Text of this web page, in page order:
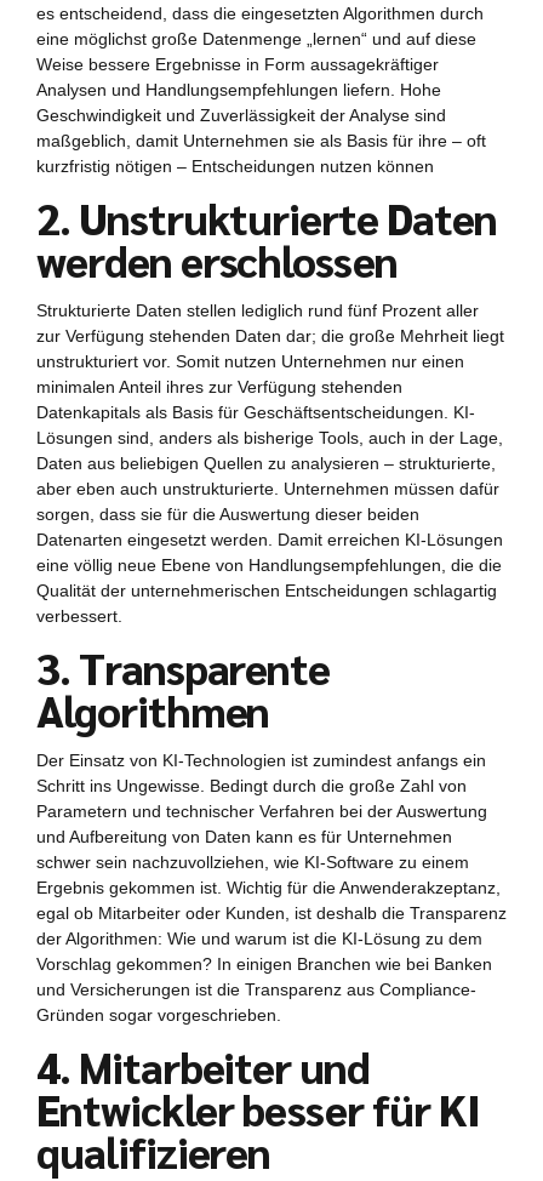
es entscheidend, dass die eingesetzten Algorithmen durch
eine möglichst große Datenmenge „lernen“ und auf diese
Weise bessere Ergebnisse in Form aussagekräftiger
Analysen und Handlungsempfehlungen liefern. Hohe
Geschwindigkeit und Zuverlässigkeit der Analyse sind
maßgeblich, damit Unternehmen sie als Basis für ihre – oft
kurzfristig nötigen – Entscheidungen nutzen können
2. Unstrukturierte Daten
werden erschlossen
Strukturierte Daten stellen lediglich rund fünf Prozent aller
zur Verfügung stehenden Daten dar; die große Mehrheit liegt
unstrukturiert vor. Somit nutzen Unternehmen nur einen
minimalen Anteil ihres zur Verfügung stehenden
Datenkapitals als Basis für Geschäftsentscheidungen. KI-
Lösungen sind, anders als bisherige Tools, auch in der Lage,
Daten aus beliebigen Quellen zu analysieren – strukturierte,
aber eben auch unstrukturierte. Unternehmen müssen dafür
sorgen, dass sie für die Auswertung dieser beiden
Datenarten eingesetzt werden. Damit erreichen KI-Lösungen
eine völlig neue Ebene von Handlungsempfehlungen, die die
Qualität der unternehmerischen Entscheidungen schlagartig
verbessert.
3. Transparente
Algorithmen
Der Einsatz von KI-Technologien ist zumindest anfangs ein
Schritt ins Ungewisse. Bedingt durch die große Zahl von
Parametern und technischer Verfahren bei der Auswertung
und Aufbereitung von Daten kann es für Unternehmen
schwer sein nachzuvollziehen, wie KI-Software zu einem
Ergebnis gekommen ist. Wichtig für die Anwenderakzeptanz,
egal ob Mitarbeiter oder Kunden, ist deshalb die Transparenz
der Algorithmen: Wie und warum ist die KI-Lösung zu dem
Vorschlag gekommen? In einigen Branchen wie bei Banken
und Versicherungen ist die Transparenz aus Compliance-
Gründen sogar vorgeschrieben.
4. Mitarbeiter und
Entwickler besser für KI
qualifizieren